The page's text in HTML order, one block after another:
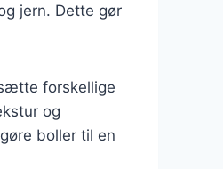
jern. Dette gør
forskellige
og
boller til en